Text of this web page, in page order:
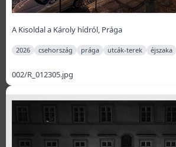
A Kisoldal a Károly hídról, Prága
2026 csehország prága utcák-terek éjszaka
002/R_012305.jpg